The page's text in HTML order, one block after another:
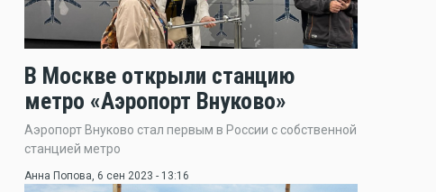
В Москве открыли станцию
метро «Аэропорт Внуково»
Аэропорт Внуково стал первым в России с собственной
станцией метро
Анна Попова , 6 сен 2023 - 13:16